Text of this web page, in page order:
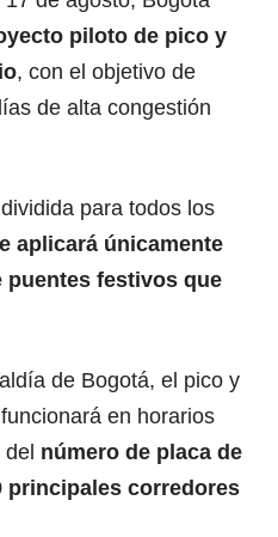
piloto de pico y
, con el objetivo de
de alta congestión
para todos los
aplicará únicamente
puentes festivos que
de Bogotá, el pico y
en horarios
del número de placa de
principales corredores